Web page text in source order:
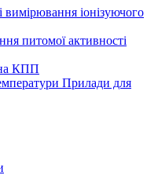
іонізуючого
питомої активності
на КПП
Прилади для